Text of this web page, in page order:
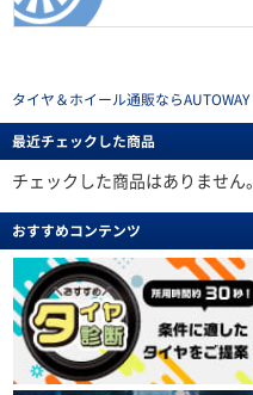
タイヤ＆ホイール通販ならAUTOWAY
最近チェックした商品
チェックした商品はありません。
おすすめコンテンツ